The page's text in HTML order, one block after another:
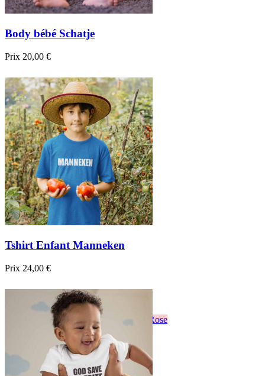
Body bébé Schatje
Prix 20,00 €
Aperçu rapide
Blanc Noir Bleu foncé
Tshirt Enfant Manneken
Prix 24,00 €
Aperçu rapide
Bordeau sapin Jaune Rose